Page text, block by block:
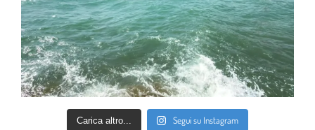
Carica altro... Segui su Instagram